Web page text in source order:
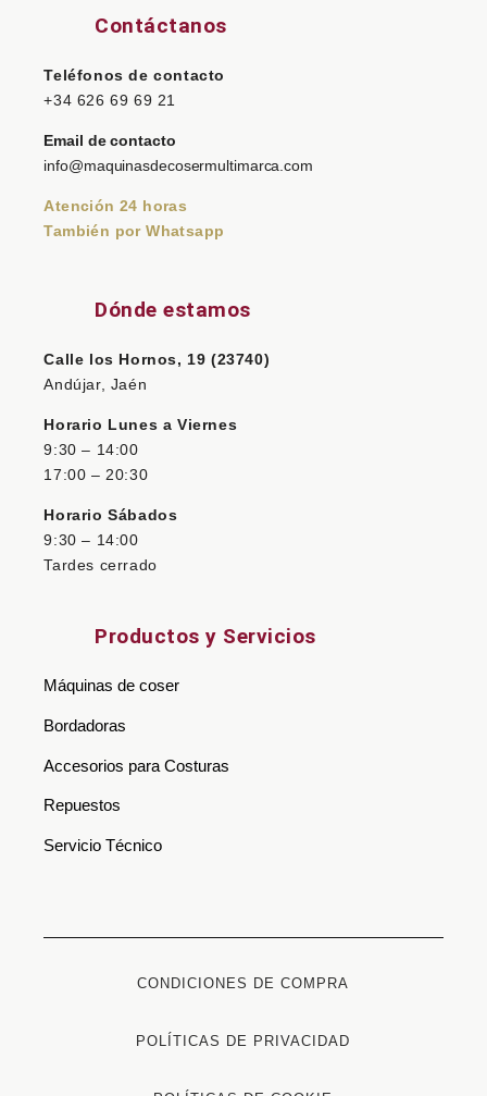
Contáctanos
Teléfonos de contacto
+34 626 69 69 21
Email de contacto
info@maquinasdecosermultimarca.com
Atención 24 horas
También por Whatsapp
Dónde estamos
Calle los Hornos, 19 (23740)
Andújar, Jaén
Horario Lunes a Viernes
9:30 – 14:00
17:00 – 20:30
Horario Sábados
9:30 – 14:00
Tardes cerrado
Productos y Servicios
Máquinas de coser
Bordadoras
Accesorios para Costuras
Repuestos
Servicio Técnico
CONDICIONES DE COMPRA
POLÍTICAS DE PRIVACIDAD